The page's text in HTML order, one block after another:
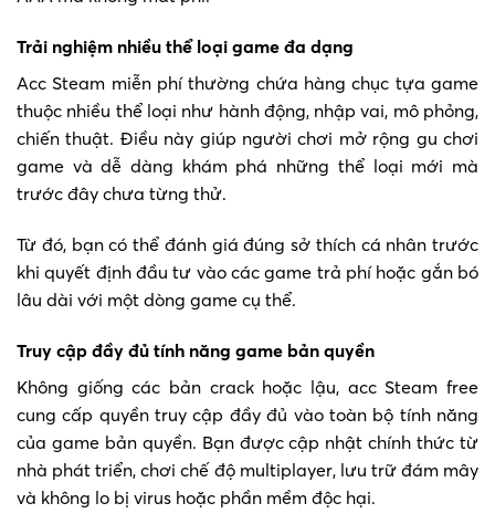
Trải nghiệm nhiều thể loại game đa dạng
Acc Steam miễn phí thường chứa hàng chục tựa game
thuộc nhiều thể loại như hành động, nhập vai, mô phỏng,
chiến thuật. Điều này giúp người chơi mở rộng gu chơi
game và dễ dàng khám phá những thể loại mới mà
trước đây chưa từng thử.
Từ đó, bạn có thể đánh giá đúng sở thích cá nhân trước
khi quyết định đầu tư vào các game trả phí hoặc gắn bó
lâu dài với một dòng game cụ thể.
Truy cập đầy đủ tính năng game bản quyền
Không giống các bản crack hoặc lậu, acc Steam free
cung cấp quyền truy cập đầy đủ vào toàn bộ tính năng
của game bản quyền. Bạn được cập nhật chính thức từ
nhà phát triển, chơi chế độ multiplayer, lưu trữ đám mây
và không lo bị virus hoặc phần mềm độc hại.